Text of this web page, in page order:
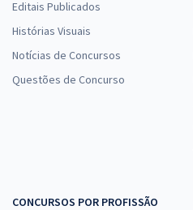
Editais Publicados
Histórias Visuais
Notícias de Concursos
Questões de Concurso
CONCURSOS POR PROFISSÃO